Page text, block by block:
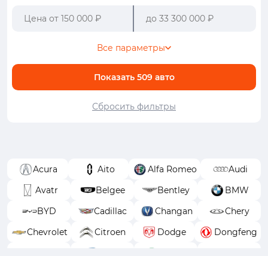
Показать 509 авто
Все параметры
Сбросить фильтры
Acura Aito Alfa Romeo
Audi
Avatr
Belgee Bentley
BMW
BYD
Cadillac Changan
Chery
Chevrolet
Citroen Dodge
Dongfeng